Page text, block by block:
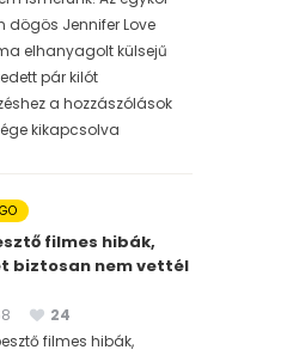
dögös Jennifer Love
elhanyagolt külsejű
pár kilót
a hozzászólások
kikapcsolva
filmes hibák,
biztosan nem vettél
24
filmes hibák,